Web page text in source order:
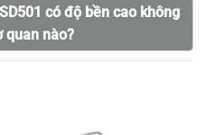
có độ bền cao không
quan nào?